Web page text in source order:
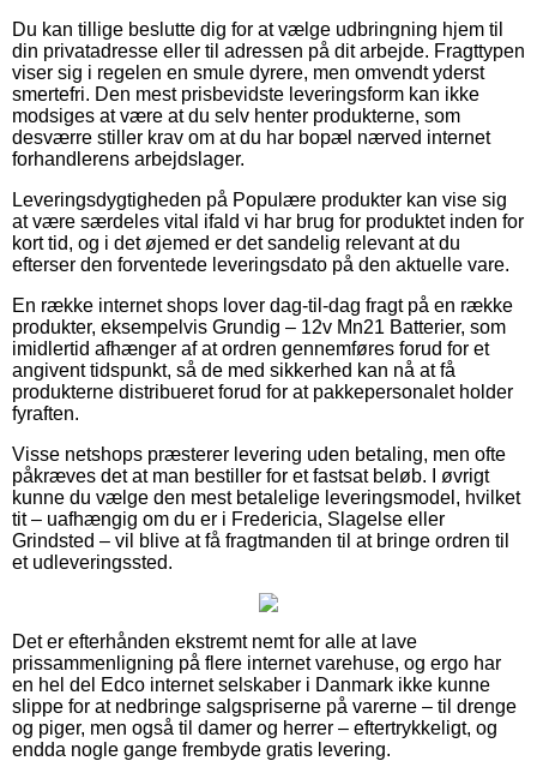
Du kan tillige beslutte dig for at vælge udbringning hjem til
din privatadresse eller til adressen på dit arbejde. Fragttypen
viser sig i regelen en smule dyrere, men omvendt yderst
smertefri. Den mest prisbevidste leveringsform kan ikke
modsiges at være at du selv henter produkterne, som
desværre stiller krav om at du har bopæl nærved internet
forhandlerens arbejdslager.
Leveringsdygtigheden på Populære produkter kan vise sig
at være særdeles vital ifald vi har brug for produktet inden for
kort tid, og i det øjemed er det sandelig relevant at du
efterser den forventede leveringsdato på den aktuelle vare.
En række internet shops lover dag-til-dag fragt på en række
produkter, eksempelvis Grundig – 12v Mn21 Batterier, som
imidlertid afhænger af at ordren gennemføres forud for et
angivent tidspunkt, så de med sikkerhed kan nå at få
produkterne distribueret forud for at pakkepersonalet holder
fyraften.
Visse netshops præsterer levering uden betaling, men ofte
påkræves det at man bestiller for et fastsat beløb. I øvrigt
kunne du vælge den mest betalelige leveringsmodel, hvilket
tit – uafhængig om du er i Fredericia, Slagelse eller
Grindsted – vil blive at få fragtmanden til at bringe ordren til
et udleveringssted.
Det er efterhånden ekstremt nemt for alle at lave
prissammenligning på flere internet varehuse, og ergo har
en hel del Edco internet selskaber i Danmark ikke kunne
slippe for at nedbringe salgspriserne på varerne – til drenge
og piger, men også til damer og herrer – eftertrykkeligt, og
endda nogle gange frembyde gratis levering.